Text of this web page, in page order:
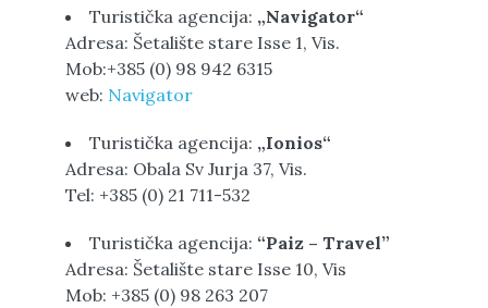
Turistička agencija: „Navigator“
Adresa: Šetalište stare Isse 1, Vis.
Mob:+385 (0) 98 942 6315
web: Navigator
Turistička agencija: „Ionios“
Adresa: Obala Sv Jurja 37, Vis.
Tel: +385 (0) 21 711-532
Turistička agencija: “Paiz – Travel”
Adresa: Šetalište stare Isse 10, Vis
Mob: +385 (0) 98 263 207